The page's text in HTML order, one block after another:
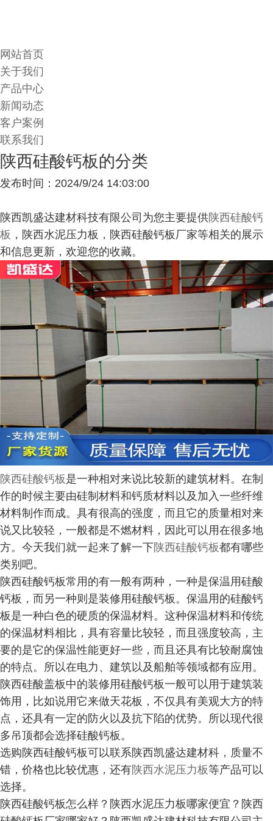
网站首页
关于我们
产品中心
新闻动态
客户案例
联系我们
陕西硅酸钙板的分类
发布时间：2024/9/24 14:03:00
陕西凯盛达建材科技有限公司为您主要提供陕西硅酸钙
板 ，陕西水泥压力板，陕西硅酸钙板厂家等相关的展示
和信息更新，欢迎您的收藏。
陕西硅酸钙板是一种相对来说比较新的建筑材料。在制
作的时候主要由硅制材料和钙质材料以及加入一些纤维
材料制作而成。具有很高的强度，而且它的质量相对来
说又比较轻，一般都是不燃材料，因此可以用在很多地
方。今天我们就一起来了解一下陕西硅酸钙板都有哪些
类别吧。
陕西硅酸钙板常用的有一般有两种，一种是保温用硅酸
钙板，而另一种则是装修用硅酸钙板。保温用的硅酸钙
板是一种白色的硬质的保温材料。这种保温材料和传统
的保温材料相比，具有容量比较轻，而且强度较高，主
要的是它的保温性能更好一些，而且还具有比较耐腐蚀
的特点。所以在电力、建筑以及船舶等领域都有应用。
陕西硅酸盖板中的装修用硅酸钙板一般可以用于建筑装
饰用，比如说用它来做天花板，不仅具有美观大方的特
点，还具有一定的防火以及抗下陷的优势。所以现代很
多吊顶都会选择硅酸钙板。
选购陕西硅酸钙板可以联系陕西凯盛达建材科，质量不
错，价格也比较优惠，还有陕西水泥压力板等产品可以
选择。
陕西硅酸钙板怎么样？陕西水泥压力板哪家便宜？陕西